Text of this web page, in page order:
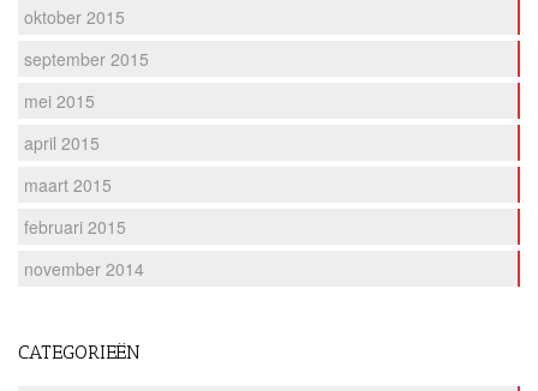
oktober 2015
september 2015
mei 2015
april 2015
maart 2015
februari 2015
november 2014
CATEGORIEËN